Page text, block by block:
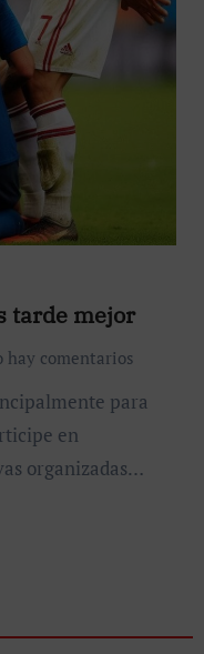
tarde mejor
hay comentarios
en
organizadas…